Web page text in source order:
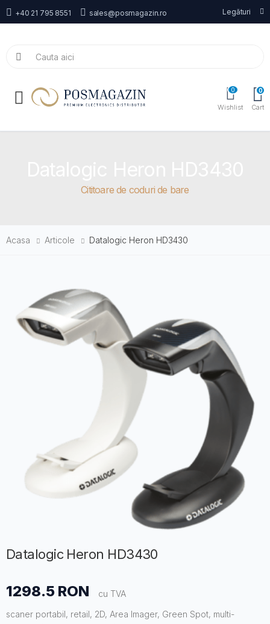
+40 21 795 8551 sales@posmagazin.ro Legături
Toggle mobile menu
0
Wishlist
0
Cart
Cititoare de coduri de bare
Acasa Articole Datalogic Heron HD3430
Datalogic Heron HD3430
1298.5 RON
cu TVA
scaner portabil, retail, 2D, Area Imager, Green Spot, multi-